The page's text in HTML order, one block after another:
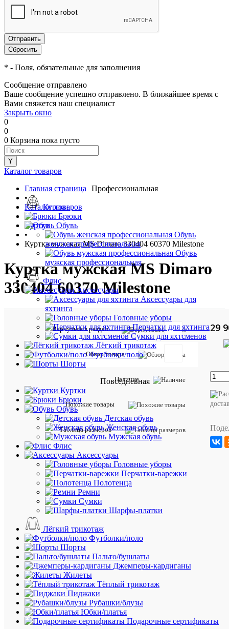
* - Поля, обязательные для заполнения
Сообщение отправлено
Ваше сообщение успешно отправлено. В ближайшее время с
Вами свяжется наш специалист
Закрыть окно
0
0
0 Корзина пока пусто
Каталог товаров
Профессиональная
Куртки
Брюки
Обувь
Обувь
женская профессиональная
Обувь
мужская профессиональная
Флис
Аксессуары
Аксессуары для
яхтинга
Головные уборы
Перчатки для яхтинга
Сумки для яхтсменов
Лёгкий трикотаж
Футболки/поло
Шорты
Повседневная
Куртки
Брюки
Обувь
Детская обувь
Женская обувь
Мужская обувь
Флис
Аксессуары
Головные уборы
Перчатки-варежки
Полотенца
Ремни
Сумки
Шарфы-платки
Лёгкий трикотаж
Футболки/поло
Шорты
Пальто/бушлаты
Джемперы-кардиганы
Жилеты
Тёплый трикотаж
Пиджаки
Рубашки/блузы
Юбки/платья
Подарочные сертификаты
Главная страница
•
Каталог товаров
•
Куртки
•
Куртка мужская MS Dimaro 330404 60370 Milestone
Куртка мужская MS Dimaro
330404 60370 Milestone
Вернуться в раздел
Обзор товара
Наличие
Похожие товары
Таблица размеров
товара:
Стеганая
куртка
молниям
и
29